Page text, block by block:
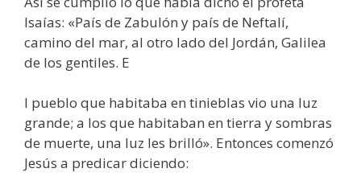
Isaías: «País de Zabulón y país de Neftalí,
camino del mar, al otro lado del Jordán, Galilea
de los gentiles. E
l pueblo que habitaba en tinieblas vio una luz
grande; a los que habitaban en tierra y sombras
de muerte, una luz les brilló». Entonces comenzó
Jesús a predicar diciendo: